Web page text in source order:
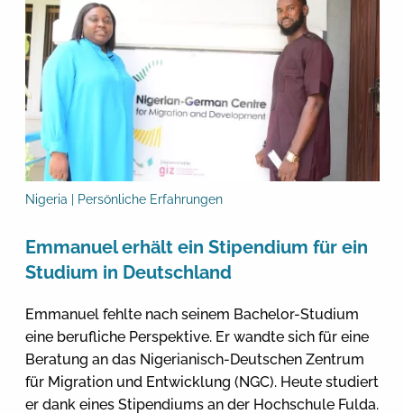
Nigeria | Persönliche Erfahrungen
Emmanuel erhält ein Stipendium für ein
Studium in Deutschland
Emmanuel fehlte nach seinem Bachelor-Studium
eine berufliche Perspektive. Er wandte sich für eine
Beratung an das Nigerianisch-Deutschen Zentrum
für Migration und Entwicklung (NGC). Heute studiert
er dank eines Stipendiums an der Hochschule Fulda.